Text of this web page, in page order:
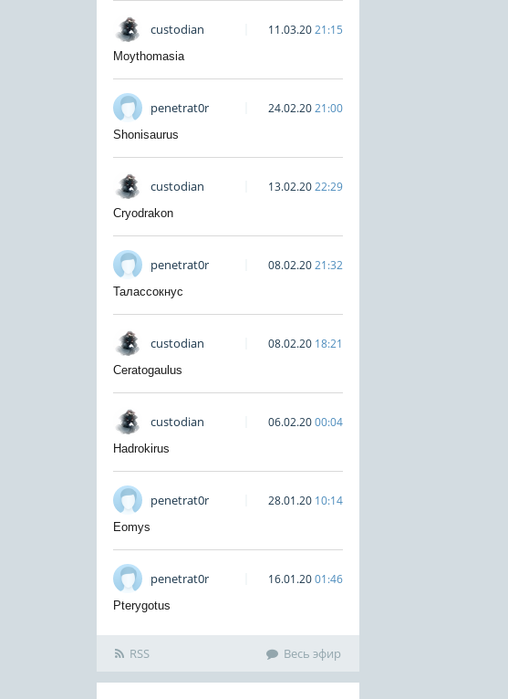
custodian 11.03.2021:15
Moythomasia
penetrat0r 24.02.2021:00
Shonisaurus
custodian 13.02.2022:29
Cryodrakon
penetrat0r 08.02.2021:32
Талассокнус
custodian 08.02.20 18:21
Ceratogaulus
custodian 06.02.2000:04
Hadrokirus
penetrat0r 28.01.20 10:14
Eomys
penetrat0r 16.01.2001:46
Pterygotus
RSS Весь эфир